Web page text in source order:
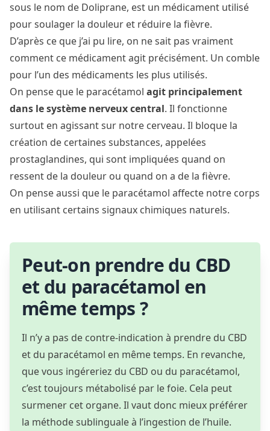
sous le nom de Doliprane, est un médicament utilisé
poursoulager la douleur et réduire la fièvre.
D’après ce que j’ai pu lire, on ne sait pas vraiment
comment ce médicament agit précisément. Un comble
pour l’un des médicaments les plus utilisés.
On pense que le paracétamol agit principalement
dans le système nerveux central. Il fonctionne
surtout en agissant sur notre cerveau. Il bloque la
création de certaines substances, appelées
prostaglandines, qui sont impliquées quand on
ressent de la douleur ou quand on a de la fièvre.
On pense aussi que le paracétamol affecte notre corps
en utilisant certains signaux chimiques naturels.
Peut-on prendre du CBD
et du paracétamol en
même temps ?
Il n’y a pas de contre-indication à prendre du CBD
et du paracétamol en même temps. En revanche,
que vous ingéreriez du CBD ou du paracétamol,
c’est toujours métabolisé par le foie. Cela peut
surmener cet organe. Il vaut donc mieux préférer
la méthode sublinguale à l’ingestion de l’huile.